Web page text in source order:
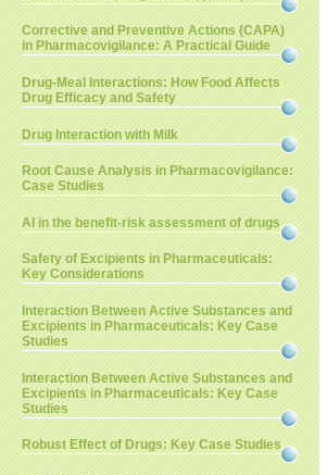
Corrective and Preventive Actions (CAPA)
in Pharmacovigilance: A Practical Guide
Drug-Meal Interactions: How Food Affects
Drug Efficacy and Safety
Drug Interaction with Milk
Root Cause Analysis in Pharmacovigilance:
Case Studies
AI in the benefit-risk assessment of drugs
Safety of Excipients in Pharmaceuticals:
Key Considerations
Interaction Between Active Substances and
Excipients in Pharmaceuticals: Key Case
Studies
Interaction Between Active Substances and
Excipients in Pharmaceuticals: Key Case
Studies
Robust Effect of Drugs: Key Case Studies